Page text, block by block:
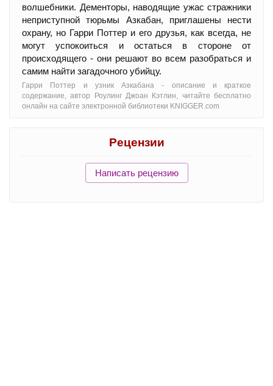
волшебники. Дементоры, наводящие ужас стражники
неприступной тюрьмы Азкабан, приглашены нести
охрану, но Гарри Поттер и его друзья, как всегда, не
могут успокоиться и остаться в стороне от
происходящего - они решают во всем разобраться и
самим найти загадочного убийцу.
Гарри Поттер и узник Азкабана - oписание и краткое
содержание, автор Роулинг Джоан Кэтлин, читайте бесплатно
онлайн на сайте электронной библиотеки KNIGGER.com
Рецензии
Написать рецензию